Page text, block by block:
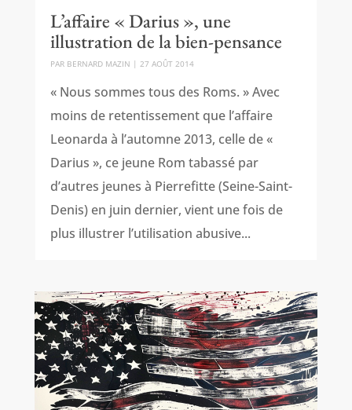
L’affaire « Darius », une
illustration de la bien-pensance
PAR BERNARD MAZIN | 27 AOÛT 2014
« Nous sommes tous des Roms. » Avec
moins de retentissement que l’affaire
Leonarda à l’automne 2013, celle de «
Darius », ce jeune Rom tabassé par
d’autres jeunes à Pierrefitte (Seine-Saint-
Denis) en juin dernier, vient une fois de
plus illustrer l’utilisation abusive...